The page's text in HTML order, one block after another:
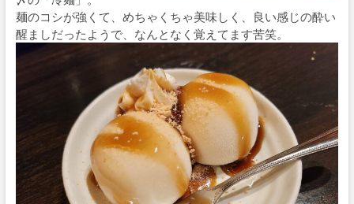
麺のコシが強くて、めちゃくちゃ美味しく、良い感じの酔い
醒ましだったようで、なんとなく覚えてます苦笑。